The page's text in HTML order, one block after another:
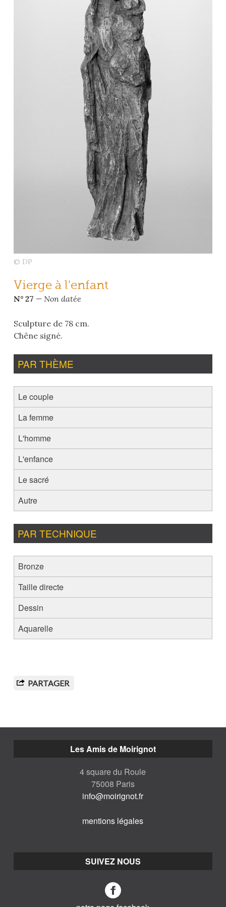
© DP
Vierge à l'enfant
N° 27 — Non datée
Sculpture de 78 cm.
Chêne signé.
PAR THÈME
Le couple
La femme
L'homme
L'enfance
Le sacré
Autre
PAR TECHNIQUE
Bronze
Taille directe
Dessin
Aquarelle
PARTAGER
Les Amis de Moirignot
4 square du Roule
75008 Paris
info@moirignot.fr
mentions légales
SUIVEZ NOUS